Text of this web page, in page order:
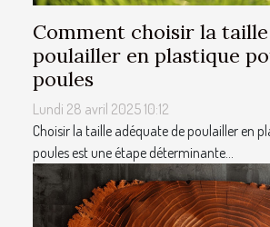
Comment choisir la
poulailler en plastique
poules
Lundi 28 avril 2025 10:12
Choisir la taille adéquate de poulailler en
poules est une étape déterminante...